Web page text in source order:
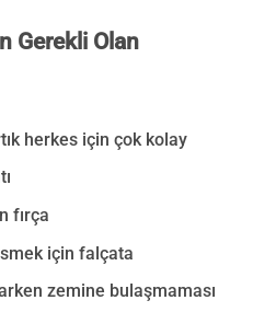
Gerekli Olan
herkes için çok kolay
fırça
için falçata
zemine bulaşmaması